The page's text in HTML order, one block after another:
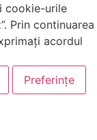
cookie-urile
Prin continuarea
acordul
Preferințe